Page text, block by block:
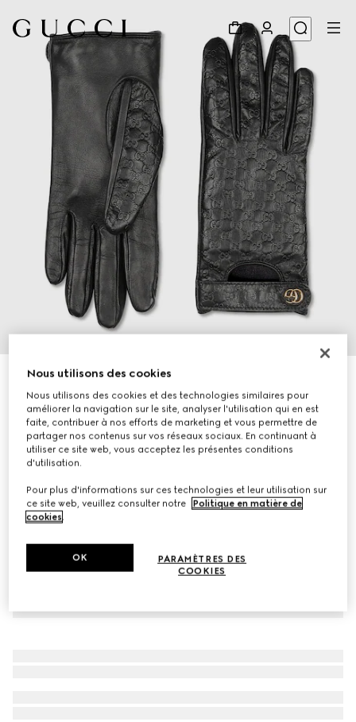
Gants en cuir GG avec Double G
€ 485
Déclinaisons noir
Nous utilisons des cookies
Nous utilisons des cookies et des technologies similaires pour
améliorer la navigation sur le site, analyser l'utilisation qui en est
faite, contribuer à nos efforts de marketing et vous permettre de
partager nos contenus sur vos réseaux sociaux. En continuant à
utiliser ce site web, vous acceptez les présentes conditions
d'utilisation.
Pour plus d'informations sur ces technologies et leur utilisation sur
ce site web, veuillez consulter notre
Politique en matière de
cookies.
PARAMÈTRES DES
COOKIES
OK